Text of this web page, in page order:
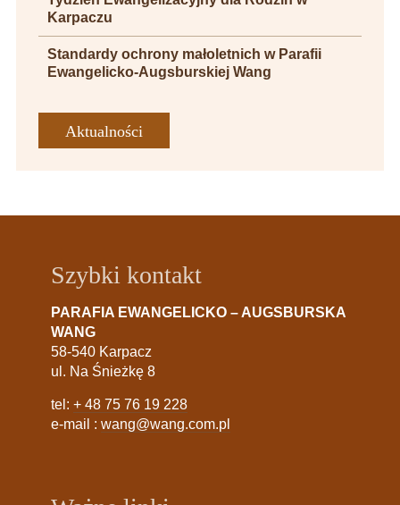
Karpaczu
Standardy ochrony małoletnich w Parafii
Ewangelicko-Augsburskiej Wang
Aktualności
Szybki kontakt
PARAFIA EWANGELICKO – AUGSBURSKA
WANG
58-540 Karpacz
ul. Na Śnieżkę 8
tel: + 48 75 76 19 228
e-mail : wang@wang.com.pl